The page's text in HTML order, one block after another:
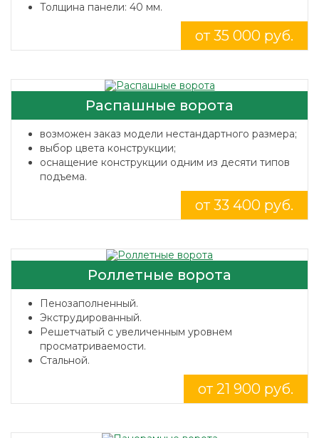
Толщина панели: 40 мм.
от 35 000 руб.
Распашные ворота
возможен заказ модели нестандартного размера;
выбор цвета конструкции;
оснащение конструкции одним из десяти типов
подъема.
от 33 400 руб.
Роллетные ворота
Пенозаполненный.
Экструдированный.
Решетчатый с увеличенным уровнем
просматриваемости.
Стальной.
от 21 900 руб.